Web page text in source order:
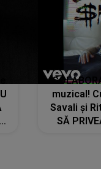
muzical!
Savali și
SĂ